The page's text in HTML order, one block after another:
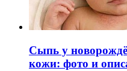
Сыпь у
кожи: фото и